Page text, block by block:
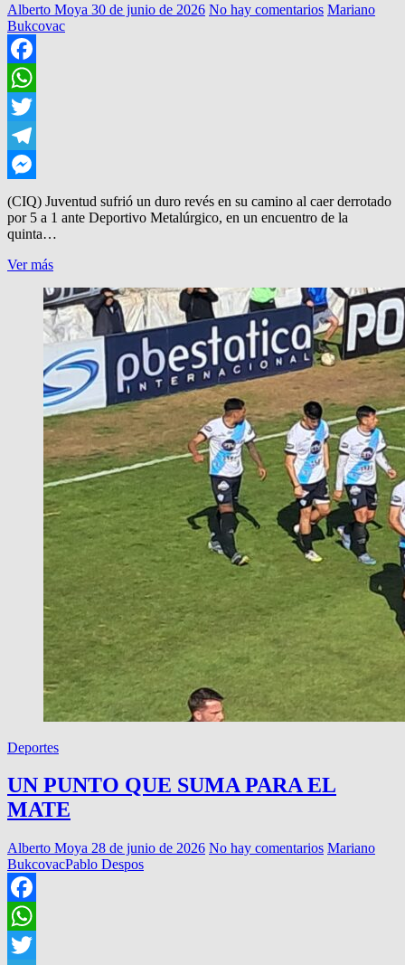
Alberto Moya 30 de junio de 2026 No hay comentarios Mariano
Bukcovac
Facebook
WhatsApp
Twitter
Telegram
Messenger
(CIQ) Juventud sufrió un duro revés en su camino al caer derrotado
por 5 a 1 ante Deportivo Metalúrgico, en un encuentro de la
quinta…
Ver másJUVENTUD:
Y
RENUNCIAS
Deportes
UN PUNTO QUE SUMA PARA EL
MATE
Alberto Moya 28 de junio de 2026 No hay comentarios Mariano
BukcovacPablo Despos
Facebook
WhatsApp